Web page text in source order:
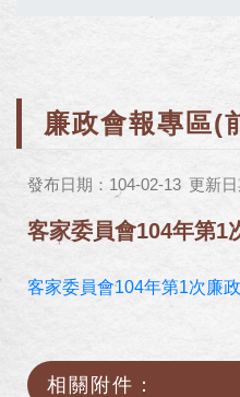
廉政會報專區(
發布日期：104-02-13 更新
客家委員會104年第1
客家委員會104年第1次廉
相關附件：